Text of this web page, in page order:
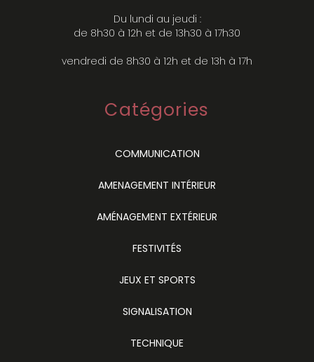
Du lundi au jeudi :
de 8h30 à 12h et de 13h30 à 17h30
vendredi de 8h30 à 12h et de 13h à 17h
Catégories
COMMUNICATION
AMENAGEMENT INTÉRIEUR
AMÉNAGEMENT EXTÉRIEUR
FESTIVITÉS
JEUX ET SPORTS
SIGNALISATION
TECHNIQUE